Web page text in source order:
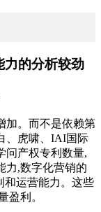
力的分析较劲
。而不是依赖第
、虎啸、IAI国际
问产权专利数量,
力,数字化营销的
和运营能力。这些
盈利。